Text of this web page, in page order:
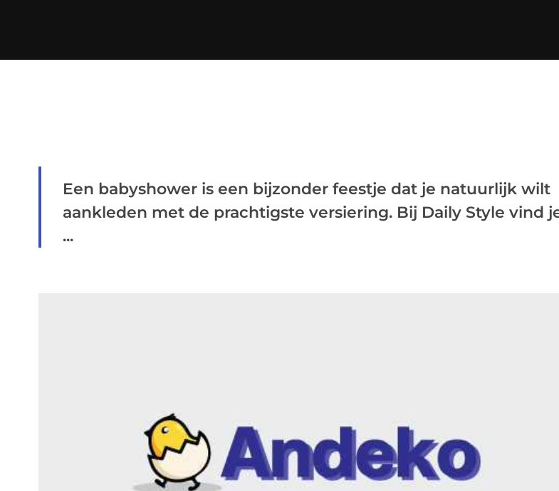
Een babyshower is een bijzonder feestje dat je natuurlijk wilt
aankleden met de prachtigste versiering. Bij Daily Style vind
...